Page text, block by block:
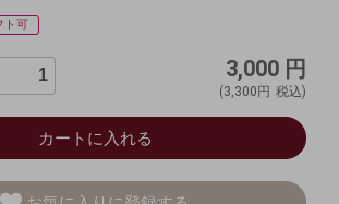
ト可
3,000 円
(3,300円 税込)
カートに入れる